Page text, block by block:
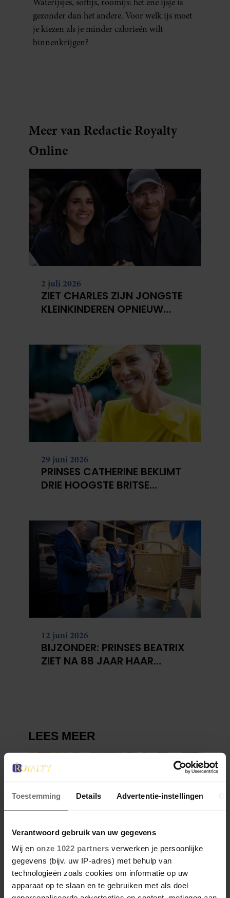
Toestemming Details Advertentie-instellingen
Verantwoord gebruik van uw gegevens
Wij en onze 1022 partners verwerken je persoonlijke
gegevens (bijv. uw IP-adres) met behulp van
technologieën zoals cookies om informatie op uw
apparaat op te slaan en te gebruiken met als doel
gezonder dan het andere. Voor welk ijs moet
je kiezen als je minder calorieën wilt
binnenkrijgen?
Meer van Redactie Royalty
Online
2 juli 2026
ZIET CHARLES ZIJN JONGSTE
KLEINKINDEREN OPNIEUW
29 juni 2026
PRINSES CATHERINE BEKLIMT
DRIE HOOGSTE BRITSE
12 juni 2026
BIJZONDER: PRINSES BEATRIX
ZIET NA 88 JAAR HAAR